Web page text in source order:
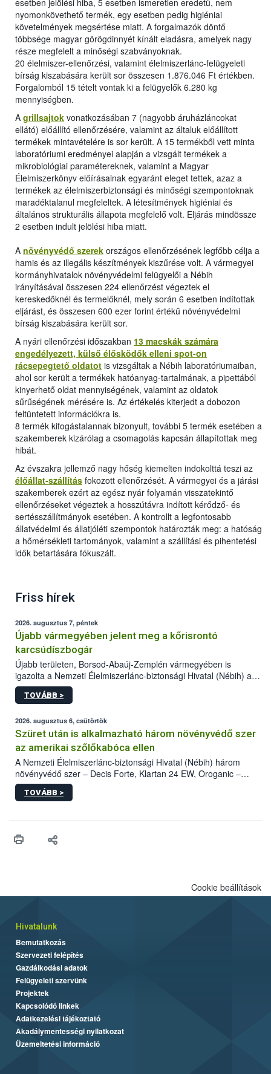
esetben jelölési hiba, 5 esetben ismeretlen eredetű, nem
nyomonkövethető termék, egy esetben pedig higiéniai
követelmények megsértése miatt. A forgalmazók döntő
többsége magyar görögdinnyét kínált eladásra, amelyek nagy
része megfelelt a minőségi szabványoknak.
20 élelmiszer-ellenőrzési, valamint élelmiszerlánc-felügyeleti
bírság kiszabására került sor összesen 1.876.046 Ft értékben.
Forgalomból 15 tételt vontak ki a felügyelők 6.280 kg
mennyiségben.
A grillsajtok vonatkozásában 7 (nagyobb áruházláncokat
ellátó) előállító ellenőrzésére, valamint az általuk előállított
termékek mintavételére is sor került. A 15 termékből vett minta
laboratóriumi eredményei alapján a vizsgált termékek a
mikrobiológiai paramétereknek, valamint a Magyar
Élelmiszerkönyv előírásainak egyaránt eleget tettek, azaz a
termékek az élelmiszerbiztonsági és minőségi szempontoknak
maradéktalanul megfeleltek. A létesítmények higiéniai és
általános strukturális állapota megfelelő volt. Eljárás mindössze
2 esetben indult jelölési hiba miatt.
A növényvédő szerek országos ellenőrzésének legfőbb célja a
hamis és az illegális készítmények kiszűrése volt. A vármegyei
kormányhivatalok növényvédelmi felügyelői a Nébih
irányításával összesen 224 ellenőrzést végeztek el
kereskedőknél és termelőknél, mely során 6 esetben indítottak
eljárást, és összesen 600 ezer forint értékű növényvédelmi
bírság kiszabására került sor.
A nyári ellenőrzési időszakban 13 macskák számára
engedélyezett, külső élősködők elleni spot-on
rácsepegtető oldatot is vizsgáltak a Nébih laboratóriumaiban,
ahol sor került a termékek hatóanyag-tartalmának, a pipettából
kinyerhető oldat mennyiségének, valamint az oldatok
sűrűségének mérésére is. Az értékelés kiterjedt a dobozon
feltüntetett információkra is.
8 termék kifogástalannak bizonyult, további 5 termék esetében a
szakemberek kizárólag a csomagolás kapcsán állapítottak meg
hibát.
Az évszakra jellemző nagy hőség kiemelten indokolttá teszi az
élőállat-szállítás fokozott ellenőrzését. A vármegyei és a járási
szakemberek ezért az egész nyár folyamán visszatekintő
ellenőrzéseket végeztek a hosszútávra indított kérődző- és
sertésszállítmányok esetében. A kontrollt a legfontosabb
állatvédelmi és állatjóléti szempontok határozták meg: a hatóság
a hőmérsékleti tartományok, valamint a szállítási és pihentetési
idők betartására fókuszált.
Friss hírek
2026. augusztus 7, péntek
Újabb vármegyében jelent meg a kőrisrontó
karcsúdíszbogár
Újabb területen, Borsod-Abaúj-Zemplén vármegyében is
igazolta a Nemzeti Élelmiszerlánc-biztonsági Hivatal (Nébih) a
kőrisrontó karcsúdíszbogár (Agrilus planipennis) jelenlétét. A
kártevőt nem csak színcsapdában találták meg, de már fertőzött
az intenzív felderítést, emellett az intézkedéseket a szlovák
hatósággal is összehangolják a terjedés megállítása érdekében.
TOVÁBB >
2026. augusztus 6, csütörtök
Szüret után is alkalmazható három növényvédő szer
az amerikai szőlőkabóca ellen
A Nemzeti Élelmiszerlánc-biztonsági Hivatal (Nébih) három
növényvédő szer – Decis Forte, Klartan 24 EW, Oroganic –
engedélyokiratát módosította, így azok a szüretet követően,
egészen a vesszőérettség (BBCH 91) stádiumáig
érésű szőlőkben is legyen lehetőség a károsító elleni további
felhasználók számára is elérhető és ökológiai termesztésben is
TOVÁBB >
Cookie beállítások
Hivatalunk
Bemutatkozás
Szervezeti felépítés
Gazdálkodási adatok
Felügyeleti szervünk
Projektek
Kapcsolódó linkek
Adatkezelési tájékoztató
Akadálymentességi nyilatkozat
Üzemeltetési információ